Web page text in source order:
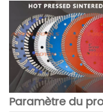
Paramètre du